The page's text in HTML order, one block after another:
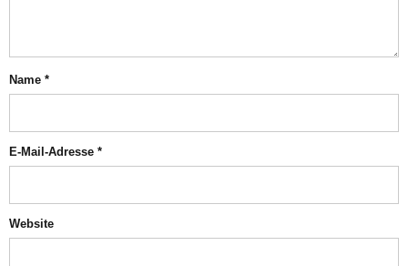
Name *
E-Mail-Adresse *
Website